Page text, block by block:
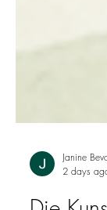
2 days ago